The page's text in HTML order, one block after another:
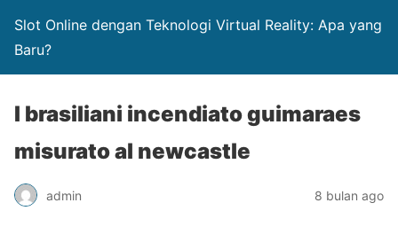
Slot Online dengan Teknologi Virtual Reality: Apa yang
Baru?
I brasiliani incendiato guimaraes
misurato al newcastle
admin 8 bulan ago